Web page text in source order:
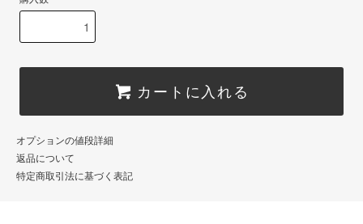
カートに入れる
オプションの値段詳細
返品について
特定商取引法に基づく表記